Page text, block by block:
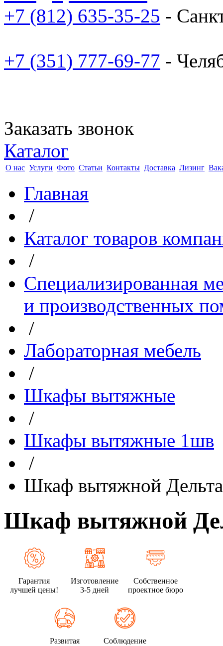
+7 (812) 635-35-25 -
+7 (351) 777-69-77 -
Заказать звонок
Каталог
О нас Услуги Фото Статьи Контакты Доставка Лизинг
Главная
/
Каталог товаров
/
Специализированная
и производственных
/
Лабораторная мебель
/
Шкафы вытяжные
/
Шкафы вытяжные 1шв
/
Шкаф вытяжной
Шкаф вытяжной
Гарантия
лучшей цены!
Изготовление
3-5 дней
Собственное
проектное бюро
Развитая
Соблюдение